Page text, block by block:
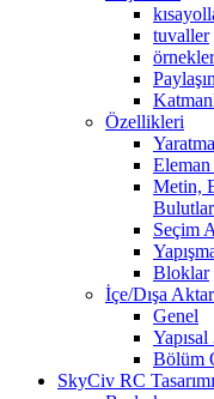
tuvaller
örnekler
Özellikleri
Metin,
Seçim
Bloklar
İçe/Dışa
Genel
Bölüm
SkyCiv RC Tasarımı